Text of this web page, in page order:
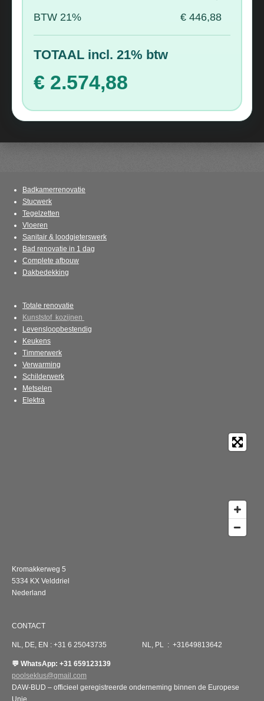
BTW 21%
€ 446,88
TOTAAL incl. 21% btw
€ 2.574,88
Badkamerrenovatie
Stucwerk
Tegelzetten
Vloeren
Sanitair & loodgieterswerk
Bad renovatie in 1 dag
Complete afbouw
Dakbedekking
Totale renovatie
Kunststof kozijnen
Levensloopbestendig
Keukens
Timmerwerk
Verwarming
Schilderwerk
Metselen
Elektra
Kromakkerweg 5
5334 KX Velddriel
Nederland
CONTACT
NL, DE, EN : +31 6 25043735 NL, PL : +31649813642
💬 WhatsApp: +31 659123139
poolseklus@gmail.com
DAW-BUD – officieel geregistreerde onderneming binnen de Europese
Unie